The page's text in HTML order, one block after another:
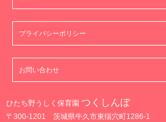
プライバシーポリシー
お問い合わせ
ひたち野うしく保育園 つくしんぼ
〒300-1201 茨城県牛久市東猯穴町1286-1